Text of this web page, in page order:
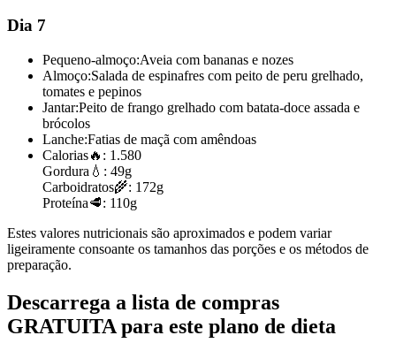
Dia 7
Pequeno-almoço:Aveia com bananas e nozes
Almoço:Salada de espinafres com peito de peru grelhado,
tomates e pepinos
Jantar:Peito de frango grelhado com batata-doce assada e
brócolos
Lanche:Fatias de maçã com amêndoas
Calorias🔥: 1.580
Gordura 💧: 49g
Carboidratos🌾: 172g
Proteína🥩: 110g
Estes valores nutricionais são aproximados e podem variar
ligeiramente consoante os tamanhos das porções e os métodos de
preparação.
Descarrega a lista de compras
GRATUITA para este plano de dieta